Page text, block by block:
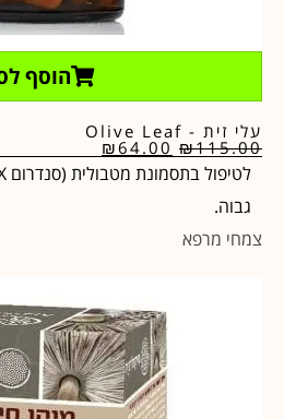
הוסף
עלי זית - Olive Leaf
₪115.00
₪64.00
גבוה.
צמחי מרפא